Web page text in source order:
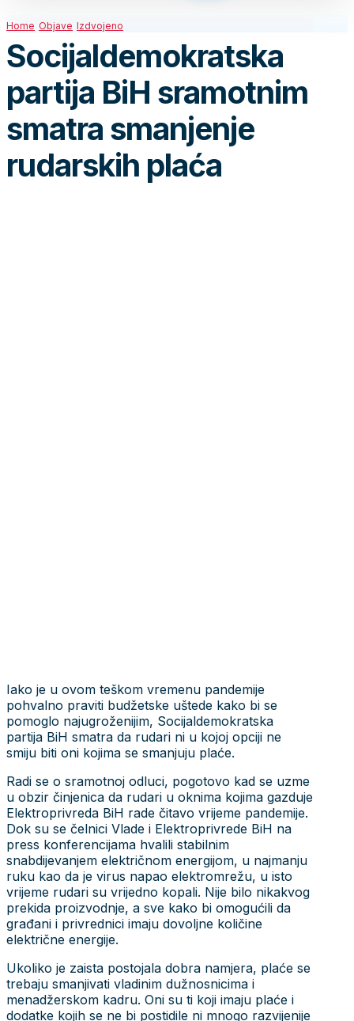
Home Objave Izdvojeno
Socijaldemokratska
partija BiH sramotnim
smatra smanjenje
rudarskih plaća
rudara RMU Zenica, u njihovom nastojanju da
ostvare svoja prava.
Dok Vlada FBiH jedina u regiji još nema nijednu
konkretnu mjeru spašavanja privrede koja je već
dokazuje totalnu pogubljenost Vlade Fadila
Novalića.
Trenutna Vlada FBiH u svom tehničkom mandatu
nanosi nepopravljivu štetu ionako krhkom
rudarskom sektoru i privredi u cjelini. Kada
dodamo na sve ovo činjenicu da je, pored udara
na rudare, najkonkretnija mjere SDA-ove Vlade u
tzv. Stabilizacijskom zakonu blokiranje povećanja
penzija, jasno je kako će teret ušteda opet podnijeti
rudari, radnici i penzioneri.
Rudari su nesumnjivo jedan od stubova privrede
FBiH, ali i čitave Bosne i Hercegovine, pogotovo
kada se uzme u obzir da će naša država i u